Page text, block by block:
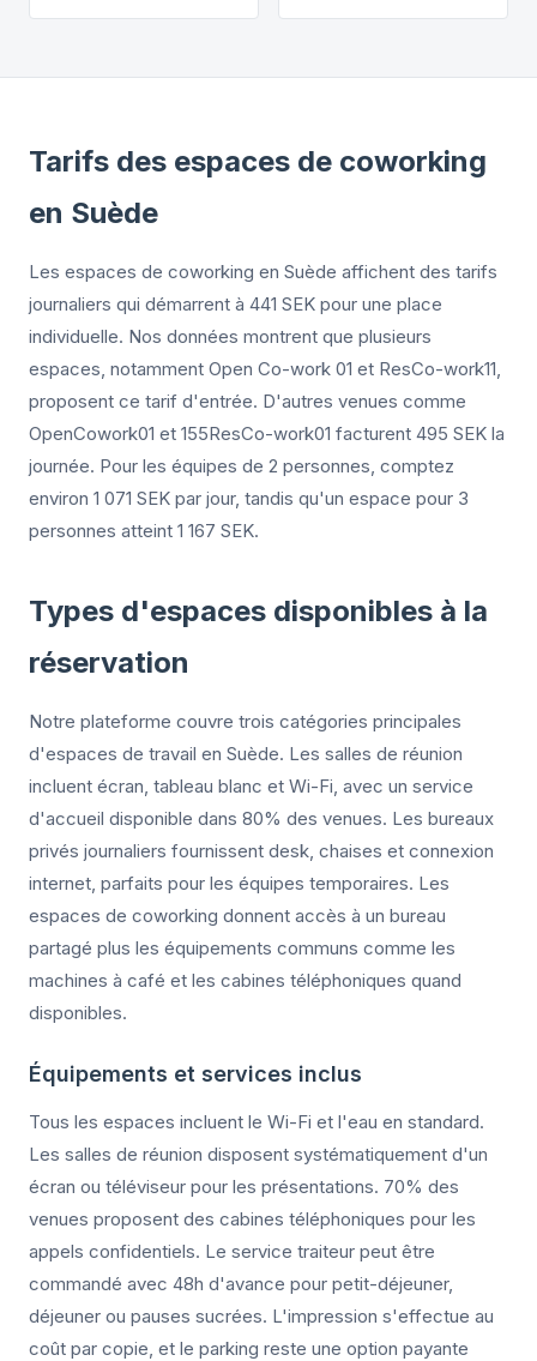
Tarifs des espaces de coworking
en Suède
Les espaces de coworking en Suède affichent des tarifs
journaliers qui démarrent à 441 SEK pour une place
individuelle. Nos données montrent que plusieurs
espaces, notamment Open Co-work 01 et ResCo-work11,
proposent ce tarif d'entrée. D'autres venues comme
OpenCowork01 et 155ResCo-work01 facturent 495 SEK la
journée. Pour les équipes de 2 personnes, comptez
environ 1 071 SEK par jour, tandis qu'un espace pour 3
personnes atteint 1 167 SEK.
Types d'espaces disponibles à la
réservation
Notre plateforme couvre trois catégories principales
d'espaces de travail en Suède. Les salles de réunion
incluent écran, tableau blanc et Wi-Fi, avec un service
d'accueil disponible dans 80% des venues. Les bureaux
privés journaliers fournissent desk, chaises et connexion
internet, parfaits pour les équipes temporaires. Les
espaces de coworking donnent accès à un bureau
partagé plus les équipements communs comme les
machines à café et les cabines téléphoniques quand
disponibles.
Équipements et services inclus
Tous les espaces incluent le Wi-Fi et l'eau en standard.
Les salles de réunion disposent systématiquement d'un
écran ou téléviseur pour les présentations. 70% des
venues proposent des cabines téléphoniques pour les
appels confidentiels. Le service traiteur peut être
commandé avec 48h d'avance pour petit-déjeuner,
déjeuner ou pauses sucrées. L'impression s'effectue au
coût par copie, et le parking reste une option payante